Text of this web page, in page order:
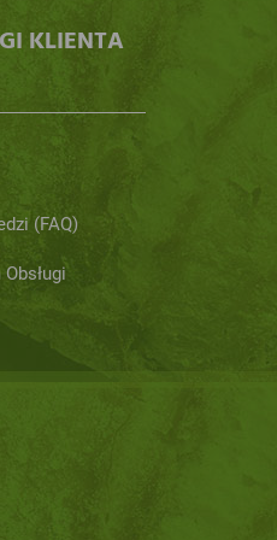
KLIENTA
(FAQ)